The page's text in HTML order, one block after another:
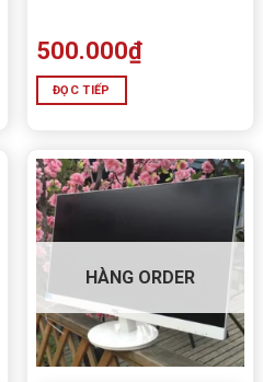
500.000₫
ĐỌC TIẾP
HÀNG ORDER